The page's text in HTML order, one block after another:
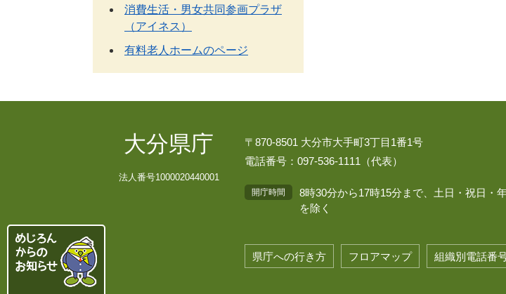
消費生活・男女共同参画プラザ
（アイネス）
有料老人ホームのページ
大分県庁
法人番号1000020440001
〒870-8501 大分市大手町3丁目1番1号
電話番号：097-536-1111（代表）
開庁時間
8時30分から17時15分まで、土日・祝日・
を除く
県庁への行き方 フロアマップ 組織別電話番